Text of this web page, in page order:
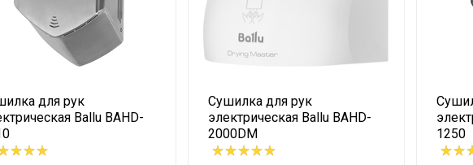
44.1
1
для рук
Ballu BAHD-
Сушилка для рук
электрическая Ballu BAHD-
2000DM
1250